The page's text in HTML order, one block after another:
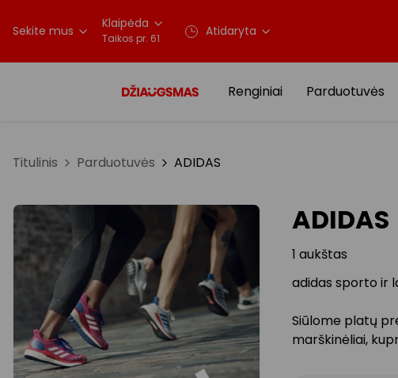
Sekite mus Klaipėda
Taikos pr. 61 Atidaryta
Renginiai Parduotuvės
Titulinis Parduotuvės ADIDAS
ADIDAS
1 aukštas
adidas sporto ir
Siūlome platų
marškinėliai,